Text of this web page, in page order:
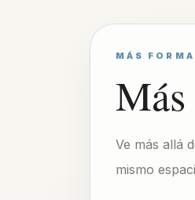
MÁS
Ve más allá
mismo